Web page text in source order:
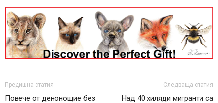
Предишна статия
Повече от денонощие без
Следваща статия
Над 40 хиляди мигранти са